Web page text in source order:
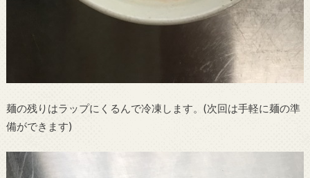
麺の残りはラップにくるんで冷凍します。(次回は手軽に麺の準
備ができます)